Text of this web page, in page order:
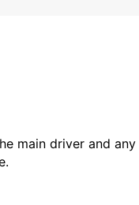
main driver and